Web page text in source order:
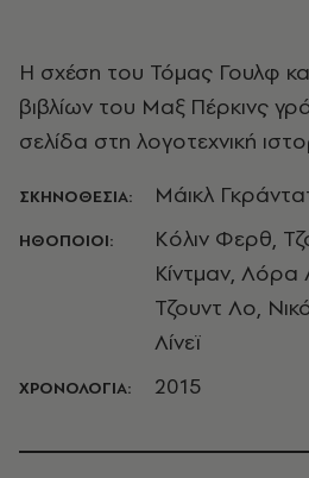
Η σχέση του Τόμας Γουλφ
βιβλίων του Μαξ Πέρκινς
σελίδα στη λογοτεχνική
ΣΚΗΝΟΘΕΣΙΑ: Μάικλ
ΗΘΟΠΟΙΟΙ:
Κόλιν Φερθ,
Κίντμαν, Λόρα
Τζουντ Λο,
Λίνεϊ
ΧΡΟΝΟΛΟΓΙΑ: 2015